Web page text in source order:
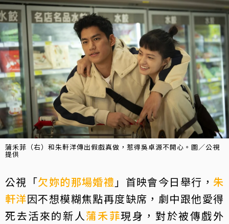
蒲禾菲（右）和朱軒洋傳出假戲真做，惹得吳卓源不開心。圖／公視
提供
公視「欠妳的那場婚禮 」首映會今日舉行，朱
軒洋因不想模糊焦點再度缺席，劇中跟他愛得
死去活來的新人 蒲禾菲現身，對於被傳戲外